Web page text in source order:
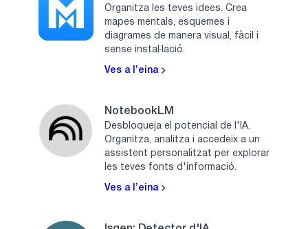
Organitza les teves idees. Crea
mapes mentals, esquemes i
diagrames de manera visual, fàcil i
sense instal·lació.
Ves a l’eina
NotebookLM
Desbloqueja el potencial de l'IA.
Organitza, analitza i accedeix a un
assistent personalitzat per explorar
les teves fonts d'informació.
Ves a l’eina